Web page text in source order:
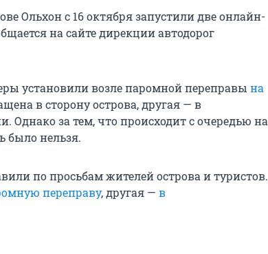
Ольхон с 16 октября запустили две онлайн-
на сайте дирекции автодорог
установили возле паромной переправы на
в сторону острова, другая — в
Однако за тем, что происходит с очередью на
было нельзя.
по просьбам жителей острова и туристов.
переправу, другая — в